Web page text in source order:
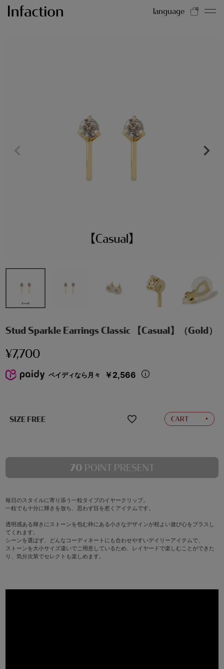
language 0
Stud Sparkle Earrings Classic 【Casual】（Gold）
¥7,700
ペイディなら月々 ￥2,566
SIZE FREE
70 POINT PRESENT
毎日のスタイルに寄り添う一粒タイプのイヤークリップ。
一粒でも十分に輝きを放ち、思わず目を惹くアイテムです。
透明感ある輝きにストーンを包む枠にある小さなデザインが程よい遊び心をプラスし
てくれます。
シーンを選ばず、どんなコーディネートにも合わせやすいデイリーアイテムで、
ストーンを大小サイズ違いでご用意しているため、レイヤードで楽しむことができた
り、気分次第でセレクトも楽しめます。